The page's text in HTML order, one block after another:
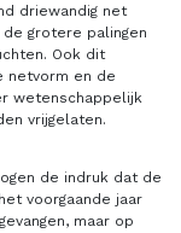
driewandig net
grotere palingen
Ook dit
netvorm en de
wetenschappelijk
vrijgelaten.
de indruk dat de
voorgaande jaar
maar op